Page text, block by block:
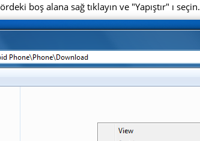
boş alana sağ tıklayın ve "Yapıştır" ı seçin.